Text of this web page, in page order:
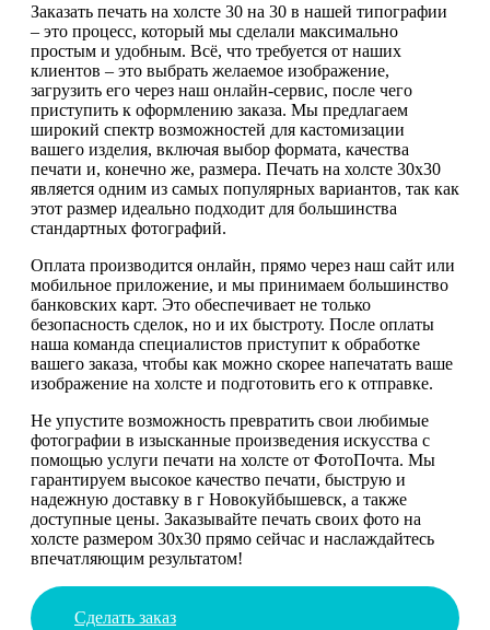
Заказать печать на холсте 30 на 30 в нашей типографии
– это процесс, который мы сделали максимально
простым и удобным. Всё, что требуется от наших
клиентов – это выбрать желаемое изображение,
загрузить его через наш онлайн-сервис, после чего
приступить к оформлению заказа. Мы предлагаем
широкий спектр возможностей для кастомизации
вашего изделия, включая выбор формата, качества
печати и, конечно же, размера. Печать на холсте 30х30
является одним из самых популярных вариантов, так как
этот размер идеально подходит для большинства
стандартных фотографий.
Оплата производится онлайн, прямо через наш сайт или
мобильное приложение, и мы принимаем большинство
банковских карт. Это обеспечивает не только
безопасность сделок, но и их быстроту. После оплаты
наша команда специалистов приступит к обработке
вашего заказа, чтобы как можно скорее напечатать ваше
изображение на холсте и подготовить его к отправке.
Не упустите возможность превратить свои любимые
фотографии в изысканные произведения искусства с
помощью услуги печати на холсте от ФотоПочта. Мы
гарантируем высокое качество печати, быструю и
надежную доставку в г Новокуйбышевск, а также
доступные цены. Заказывайте печать своих фото на
холсте размером 30х30 прямо сейчас и наслаждайтесь
впечатляющим результатом!
Сделать заказ